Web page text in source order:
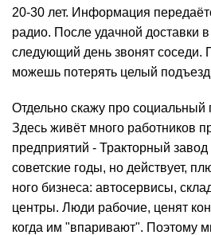
20-30 лет. Информация
радио. После удачной доставки
следующий день звонят соседи.
можешь потерять целый
Отдельно скажу про социальный
Здесь живёт много работников
предприятий - Тракторный завод
советские годы, но действует,
ного бизнеса: автосервисы,
центры. Люди рабочие, ценят
когда им "впаривают". Поэтому